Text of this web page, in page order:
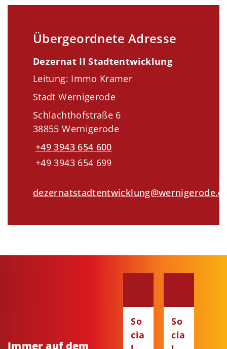
Übergeordnete Adresse
Dezernat II Stadtentwicklung
Leitung: Immo Kramer
Stadt Wernigerode
Schlachthofstraße 6
38855 Wernigerode
+49 3943 654 600
+49 3943 654 699
Immer auf dem
So
cia
So
cia